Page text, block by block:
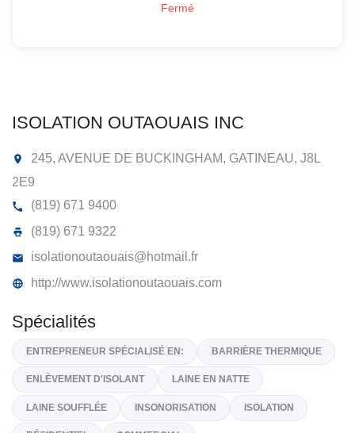
ISOLATION OUTAOUAIS INC
245, AVENUE DE BUCKINGHAM, GATINEAU,
(819) 671 9322
isolationoutaouais@hotmail.fr
http://www.isolationoutaouais.com
Fermé